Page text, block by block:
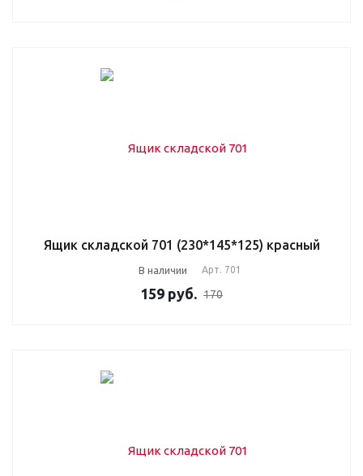
Ящик складской 701 (230*145*125) красный
В наличии Арт. 701
159 руб. 170